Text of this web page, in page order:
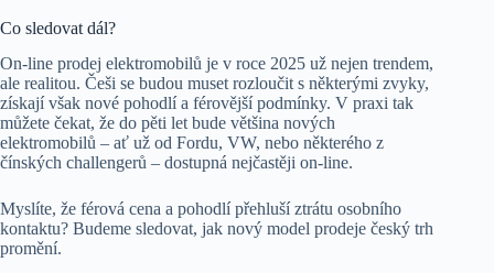
Co sledovat dál?
On-line prodej elektromobilů je v roce 2025 už nejen trendem,
ale realitou. Češi se budou muset rozloučit s některými zvyky,
získají však nové pohodlí a férovější podmínky. V praxi tak
můžete čekat, že do pěti let bude většina nových
elektromobilů – ať už od Fordu, VW, nebo některého z
čínských challengerů – dostupná nejčastěji on-line.
Myslíte, že férová cena a pohodlí přehluší ztrátu osobního
kontaktu? Budeme sledovat, jak nový model prodeje český trh
promění.